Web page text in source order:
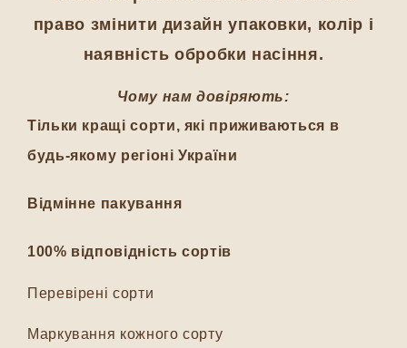
право змінити дизайн упаковки, колір і
наявність обробки насіння.
Чому нам довіряють:
Тільки кращі сорти, які приживаються в
будь-якому регіоні України
Відмінне пакування
100% відповідність сортів
Перевірені сорти
Маркування кожного сорту